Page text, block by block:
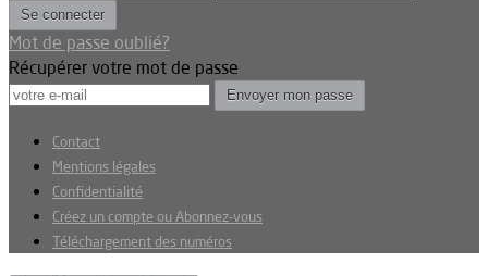
Mot de passe oublié?
Récupérer votre mot de passe
Contact
Mentions légales
Confidentialité
Créez un compte ou Abonnez-vous
Téléchargement des numéros